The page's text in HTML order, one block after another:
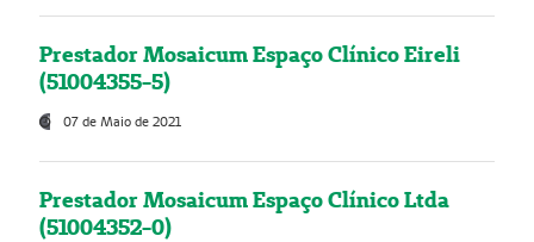
Prestador Mosaicum Espaço Clínico Eireli
(51004355-5)
07 de Maio de 2021
Prestador Mosaicum Espaço Clínico Ltda
(51004352-0)